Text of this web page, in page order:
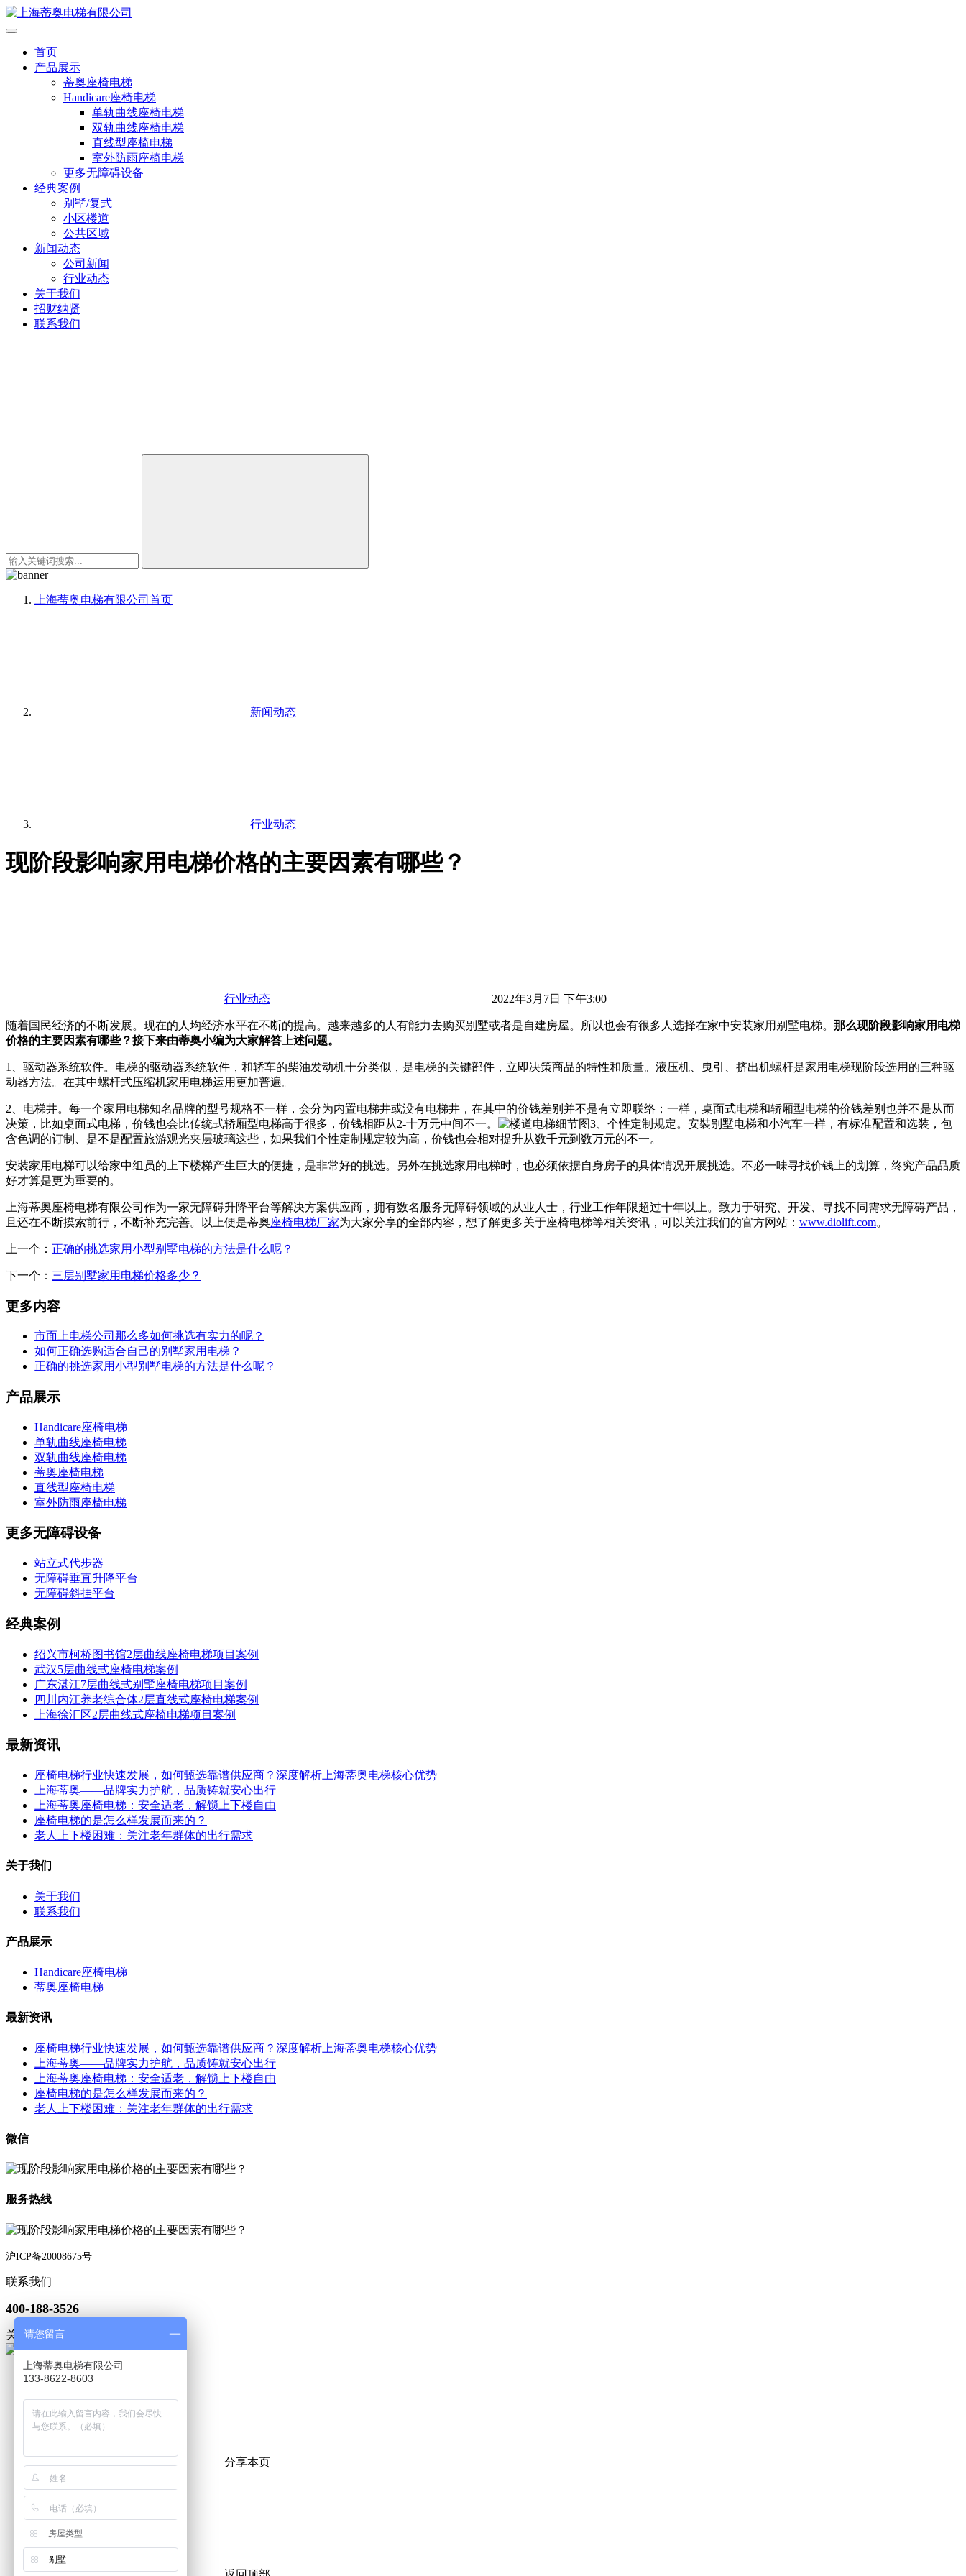
首页
产品展示
蒂奥座椅电梯
Handicare座椅电梯
单轨曲线座椅电梯
双轨曲线座椅电梯
直线型座椅电梯
室外防雨座椅电梯
更多无障碍设备
经典案例
别墅/复式
小区楼道
公共区域
新闻动态
公司新闻
行业动态
关于我们
招财纳贤
联系我们
上海蒂奥电梯有限公司 首页
新闻动态
行业动态
现阶段影响家用电梯价格的主要因素有哪些？
行业动态 2022年3月7日 下午3:00
随着国民经济的不断发展。现在的人均经济水平在不断的提高。越来越多的人有能力去购买别墅或者是自建房屋。所以也会有很多人选择在家中安装家用别墅电梯。 那么现阶段影响家用电梯
价格的主要因素有哪些？接下来由蒂奥小编为大家解答上述问题。
1、驱动器系统软件。电梯的驱动器系统软件，和轿车的柴油发动机十分类似，是电梯的关键部件，立即决策商品的特性和质量。液压机、曳引、挤出机螺杆是家用电梯现阶段选用的三种驱
动器方法。在其中螺杆式压缩机家用电梯运用更加普遍。
2、电梯井。每一个家用电梯知名品牌的型号规格不一样，会分为内置电梯井或没有电梯井，在其中的价钱差别并不是有立即联络；一样，桌面式电梯和轿厢型电梯的价钱差别也并不是从而
决策，比如桌面式电梯，价钱也会比传统式轿厢型电梯高于很多，价钱相距从2-十万元中间不一。
3、个性定制规定。安裝别墅电梯和小汽车一样，有标准配置和选装，包
含色调的订制、是不是配置旅游观光夹层玻璃这些，如果我们个性定制规定较为高，价钱也会相对提升从数千元到数万元的不一。
安裝家用电梯可以给家中组员的上下楼梯产生巨大的便捷，是非常好的挑选。另外在挑选家用电梯时，也必须依据自身房子的具体情况开展挑选。不必一味寻找价钱上的划算，终究产品品质
好才算是更为重要的。
上海蒂奥座椅电梯有限公司作为一家无障碍升降平台等解决方案供应商，拥有数名服务无障碍领域的从业人士，行业工作年限超过十年以上。致力于研究、开发、寻找不同需求无障碍产品，
且还在不断摸索前行，不断补充完善。以上便是蒂奥座椅电梯厂家为大家分享的全部内容，想了解更多关于座椅电梯等相关资讯，可以关注我们的官方网站： www.diolift.com。
上一个： 正确的挑选家用小型别墅电梯的方法是什么呢？
下一个： 三层别墅家用电梯价格多少？
更多内容
市面上电梯公司那么多如何挑选有实力的呢？
如何正确选购适合自己的别墅家用电梯？
正确的挑选家用小型别墅电梯的方法是什么呢？
产品展示
Handicare座椅电梯
单轨曲线座椅电梯
双轨曲线座椅电梯
蒂奥座椅电梯
直线型座椅电梯
室外防雨座椅电梯
更多无障碍设备
站立式代步器
无障碍垂直升降平台
无障碍斜挂平台
经典案例
绍兴市柯桥图书馆2层曲线座椅电梯项目案例
武汉5层曲线式座椅电梯案例
广东湛江7层曲线式别墅座椅电梯项目案例
四川内江养老综合体2层直线式座椅电梯案例
上海徐汇区2层曲线式座椅电梯项目案例
最新资讯
座椅电梯行业快速发展，如何甄选靠谱供应商？深度解析上海蒂奥电梯核心优势
上海蒂奥——品牌实力护航，品质铸就安心出行
上海蒂奥座椅电梯：安全适老，解锁上下楼自由
座椅电梯的是怎么样发展而来的？
老人上下楼困难：关注老年群体的出行需求
关于我们
关于我们
联系我们
产品展示
Handicare座椅电梯
蒂奥座椅电梯
最新资讯
座椅电梯行业快速发展，如何甄选靠谱供应商？深度解析上海蒂奥电梯核心优势
上海蒂奥——品牌实力护航，品质铸就安心出行
上海蒂奥座椅电梯：安全适老，解锁上下楼自由
座椅电梯的是怎么样发展而来的？
老人上下楼困难：关注老年群体的出行需求
微信
服务热线
沪ICP备20008675号
联系我们
400-188-3526
关注微信
分享本页
请您留言
上海蒂奥电梯有限公司
133-8622-8603
房屋类型
别墅